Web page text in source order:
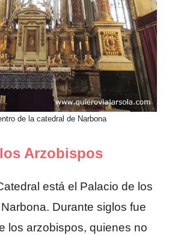
de la catedral de Narbona
Arzobispos
está el Palacio de los
Durante siglos fue
los arzobispos, quienes no